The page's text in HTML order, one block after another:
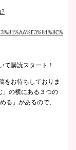
購読スタート！
をお待ちしておりま
」の横にある３つの
る」があるので、